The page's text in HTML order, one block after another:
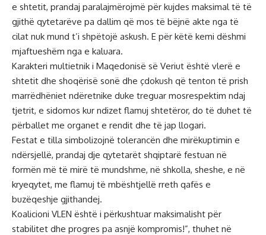
e shtetit, prandaj paralajmërojmë për kujdes maksimal të të
gjithë qytetarëve pa dallim që mos të bëjnë akte nga të
cilat nuk mund t’i shpëtojë askush. E për këtë kemi dëshmi
mjaftueshëm nga e kaluara.
Karakteri multietnik i Maqedonisë së Veriut është vlerë e
shtetit dhe shoqërisë sonë dhe çdokush që tenton të prish
marrëdhëniet ndëretnike duke treguar mosrespektim ndaj
tjetrit, e sidomos kur ndizet flamuj shtetëror, do të duhet të
përballet me organet e rendit dhe të jap llogari.
Festat e tilla simbolizojnë tolerancën dhe mirëkuptimin e
ndërsjellë, prandaj dje qytetarët shqiptarë festuan në
formën më të mirë të mundshme, në shkolla, sheshe, e në
kryeqytet, me flamuj të mbështjellë rreth qafës e
buzëqeshje gjithandej.
Koalicioni VLEN është i përkushtuar maksimalisht për
stabilitet dhe progres pa asnjë kompromis!”, thuhet në